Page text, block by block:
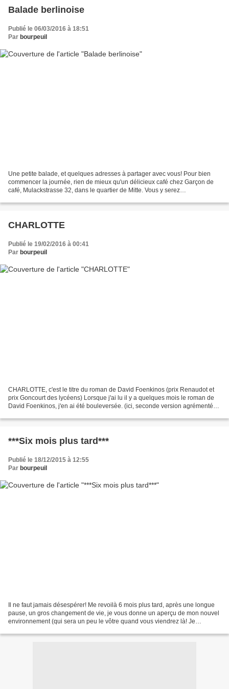
Balade berlinoise
Publié le 06/03/2016 à 18:51
Par bourpeuil
Une petite balade, et quelques adresses à partager avec vous! Pour bien
commencer la journée, rien de mieux qu'un délicieux café chez Garçon de
café, Mulackstrasse 32, dans le quartier de Mitte. Vous y serez
CHARLOTTE
Publié le 19/02/2016 à 00:41
Par bourpeuil
CHARLOTTE, c'est le titre du roman de David Foenkinos (prix Renaudot et
prix Goncourt des lycéens) Lorsque j'ai lu il y a quelques mois le roman de
David Foenkinos, j'en ai été bouleversée. (ici, seconde version agrémentée
***Six mois plus tard***
Publié le 18/12/2015 à 12:55
Par bourpeuil
Il ne faut jamais désespérer! Me revoilà 6 mois plus tard, après une longue
pause, un gros changement de vie, je vous donne un aperçu de mon nouvel
environnement (qui sera un peu le vôtre quand vous viendrez là! Je